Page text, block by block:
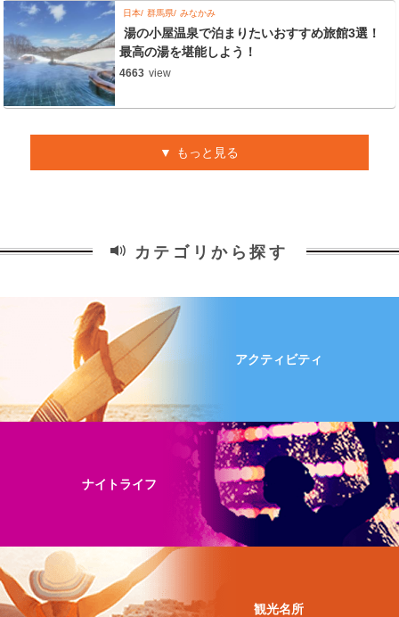
日本 群馬県 みなかみ
湯の小屋温泉で泊まりたいおすすめ旅館3選！
最高の湯を堪能しよう！
4663 view
もっと見る
カテゴリから探す
アクティビティ
ナイトライフ
観光名所